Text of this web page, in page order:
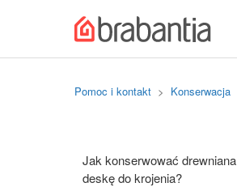
Pomoc i kontakt Konserwacja
Jak konserwować drewniana
deskę do krojenia?